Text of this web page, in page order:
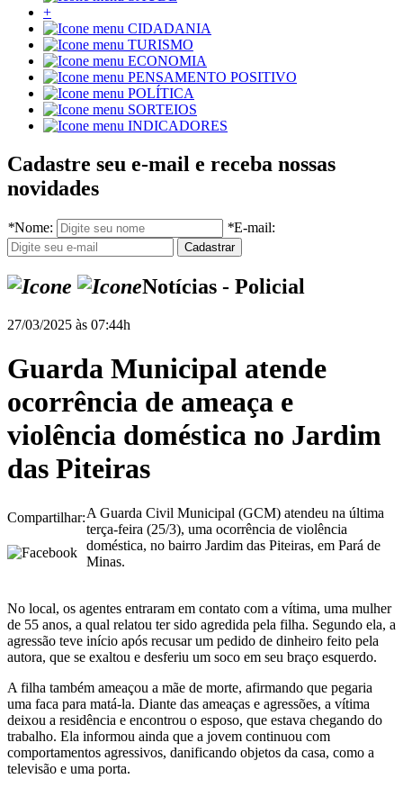
+
CIDADANIA
TURISMO
ECONOMIA
PENSAMENTO POSITIVO
POLÍTICA
SORTEIOS
INDICADORES
Cadastre seu e-mail e receba nossas
novidades
*Nome: *E-mail:
Notícias - Policial
27/03/2025 às 07:44h
Guarda Municipal atende
ocorrência de ameaça e
violência doméstica no Jardim
das Piteiras
Compartilhar:A Guarda Civil Municipal (GCM) atendeu na última
terça-feira (25/3), uma ocorrência de violência
doméstica, no bairro Jardim das Piteiras, em Pará de
Minas.
No local, os agentes entraram em contato com a vítima, uma mulher
de 55 anos, a qual relatou ter sido agredida pela filha. Segundo ela, a
agressão teve início após recusar um pedido de dinheiro feito pela
autora, que se exaltou e desferiu um soco em seu braço esquerdo.
A filha também ameaçou a mãe de morte, afirmando que pegaria
uma faca para matá-la. Diante das ameaças e agressões, a vítima
deixou a residência e encontrou o esposo, que estava chegando do
trabalho. Ela informou ainda que a jovem continuou com
comportamentos agressivos, danificando objetos da casa, como a
televisão e uma porta.